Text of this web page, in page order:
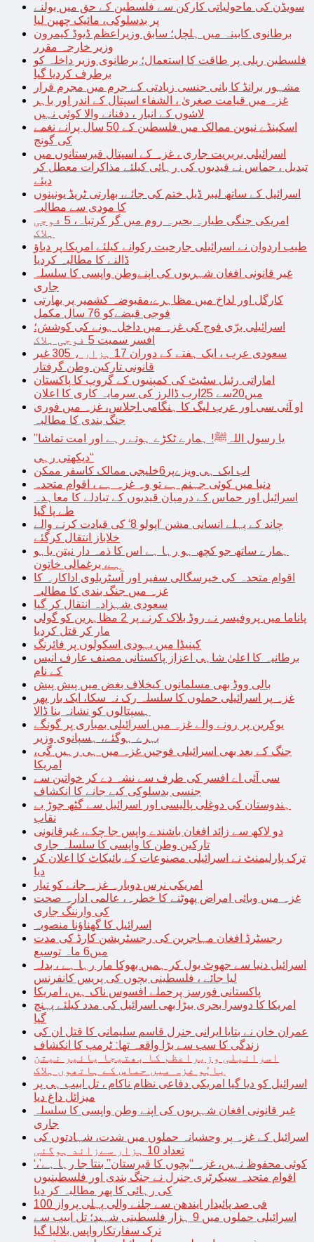
سویڈن کی ماحولیاتی کارکن سے فلسطین کے حق میں بولنے
پر بدسلوکی، مائیک چھین لیا
برطانوی کابینہ میں ہلچل؛ سابق وزیراعظم ڈیوڈ کیمرون
وزیر خارجہ مقرر
فلسطین ریلی پر طاقت کا استعمال؛ برطانوی وزیر داخلہ کو
برطرف کردیا گیا
مشہور برانڈ کا بانی جنسی زیادتی کے جرم میں مجرم قرار
غزہ میں قیامت صغریٰ ، الشفاء اسپتال کے اندر اور باہر
لاشوں کے انبار ، دفنانے والا کوئی نہیں
اسکینڈے نیوین ممالک میں فلسطین کے 50 سال پرانے نغمے
کی گونج
اسرائیلی بربریت جاری ، غزہ کے اسپتال قبرستانوں میں
تبدیل ، حماس نے قیدیوں کی رہائی کیلئے مذاکرات معطل کر
دیئے
اسرائیل کے ساتھ لیبر ڈیل ختم کی جائے، بھارتی ٹریڈ یونینوں
کا مودی سے مطالبہ
امریکی جنگی طیارہ بحیرہ روم میں گر کرتباہ، 5 فوجی
ہلاک
طیب اردوان نے اسرائیلی جارحیت رکوانے کیلئے امریکا پر دباؤ
ڈالنے کا مطالبہ کردیا
غیر قانونی افغان شہریوں کی اپنےوطن واپسی کا سلسلہ
جاری
کارگل اور لداخ میں مظاہرے،مقبوضہ کشمیر پر بھارتی
فوجی قبضےکو 76 سال مکمل
اسرائیلی برّی فوج کی غزہ میں داخل ہونے کی کوشش؛
افسر سمیت 5 فوجی ہلاک
سعودی عرب ، ایک ہفتے کے دوران 17 ہزار ، 305 غیر
قانونی تارکین وطن گرفتار
اماراتی رئیل سٹیٹ کی کمپنیوں کے گروپ کا پاکستان
میں20سے 25ارب ڈالرز کی سرمایہ کاری کا اعلان
او آئی سی اور عرب لیگ کا ہنگامی اجلاس، غزہ میں فوری
جنگ بندی کا مطالبہ
’’یا رسول اللہﷺ! ہمارے ٹکڑے ہوتے رہے اور امت تماشا
دیکھتی رہی‘‘
اب ایک ہی ویزےپر6خلیجی ممالک کاسفر ممکن
دنیا میں کوئی جہنم ہے تو وہ غزہ ہے ، اقوام متحدہ
اسرائیل اور حماس کے درمیان قیدیوں کے تبادلے کا معاہدہ
طے پا گیا
چاند کے پہلے انسانی مشن ’اپولو 8‘ کی قیادت کرنے والے
خلاباز انتقال کرگئے
ہمارے ساتھ جو کچھ ہو رہا ہے اس کا ذمہ دار نیتن یاہو
ہے، یرغمالی خاتون
اقوام متحدہ کی خیرسگالی سفیر اور آسٹریلوی اداکارہ کا
غزہ میں جنگ بندی کا مطالبہ
سعودی شہزادہ انتقال کر گیا
پاناما میں پروفیسر نے روڈ بلاک کرنے پر 2 مظاہرین کو گولی
مار کر قتل کردیا
کینیڈا میں یہودی اسکولوں پر فائرنگ
برطانیہ کا اعلیٰ شاہی اعزاز پاکستانی مصنف عارف انیس
کے نام
بالی ووڈ بھی مسلمانوں کیخلاف بغض میں پیش پیش
غزہ پر اسرائیلی حملوں کا سلسلہ رک نہ سکا، ایک بار پھر
ہسپتالوں کو نشانہ بنا ڈالا
یوکرین پر رونے والے غزہ میں اسرائیلی بمباری پر گونگے
بہرے ہوگئے، ہسپانوی وزیر
جنگ کے بعد بھی اسرائیلی فوجیں غزہ میں ہی رہیں گی،
امریکا
سی آئی اے افسر کی طرف سے نشہ دے کر خواتین سے
جنسی بدسلوکی کیے جانے کا انکشاف
ہندوستان کی دوغلی پالیسی اور اسرائیل سے گٹھ جوڑ بے
نقاب
دو لاکھ سے زائد افغان باشندے واپس جا چکے، غیرقانونی
تارکین وطن کا واپسی کا سلسلہ جاری
ترک پارلیمنٹ نے اسرائیلی مصنوعات کے بائیکاٹ کا اعلان کر
دیا
امریکی نرس دوبارہ غزہ جانے کو تیار
غزہ میں وبائی امراض پھوٹنے کا خطرہ، عالمی ادارہ صحت
کی وارننگ جاری
اسرائیل کا گھناؤنا منصوبہ
رجسٹرڈ افغان مہاجرین کی رجسٹریشن کارڈ کی مدت
میں6 ماہ توسیع
اسرائیل دنیا سے جھوٹ بول کر ہمیں بھوکا مار رہا ہے ، بدلہ
لیا جائے ، فلسطینی بچوں کی پریس کانفرنس
پاکستانی فورسز پرحملے افسوس ناک ہیں، امریکا
امریکا کا دوسرا بحری بیڑا بھی اسرائیل کی مدد کیلئے پہنچ
گیا
عمران خان نے بتایا ایرانی جنرل قاسم سلیمانی کا قتل ان کی
زندگی کا سب سے بڑا واقعہ تھا: ٹرمپ کا انکشاف
اسرائیلی وزیراعظم کا بھتیجا یائیر نیتن
یاہُو غزہ میں حماس کے ہاتھوں ہلاک
اسرائیل کو دیا گیا امریکی دفاعی نظام ناکام ، تل ابیب ہی پر
میزائل داغ دیا
غیر قانونی افغان شہریوں کی اپنے وطن واپسی کا سلسلہ
جاری
اسرائیل کے غزہ پر وحشیانہ حملوں میں شدت، شہادتوں کی
تعداد 10 ہزار سےزائد ہوگئی
‘کوئی محفوظ نہیں، غزہ “بچوں کا قبرستان” بنتا جا رہا ہے’،
اقوام متحدہ سیکرٹری جنرل نے جنگ بندی اور فلسطینیوں
کی رہائی کا پھر مطالبہ کر دیا
100 فی صد پائیدار ایندھن سے چلنے والی پہلی پرواز
اسرائیلی حملوں میں 9 ہزار فلسطینی شہید؛ تل ابیب سے
ترک سفارتکارواپس بلالیا گیا